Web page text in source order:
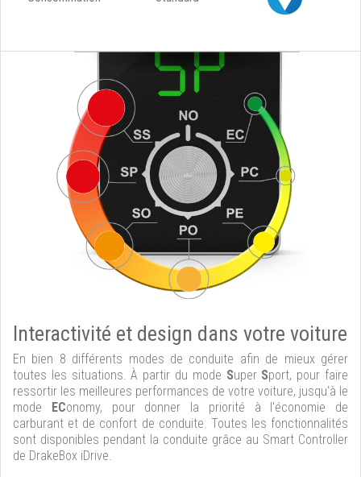
Interactivité et design dans votre voiture
En bien 8 différents modes de conduite afin de mieux gérer
toutes les situations. À partir du mode Super Sport, pour faire
ressortir les meilleures performances de votre voiture, jusqu'à le
mode EConomy, pour donner la priorité à l'économie de
carburant et de confort de conduite. Toutes les fonctionnalités
sont disponibles pendant la conduite grâce au Smart Controller
de DrakeBox iDrive.